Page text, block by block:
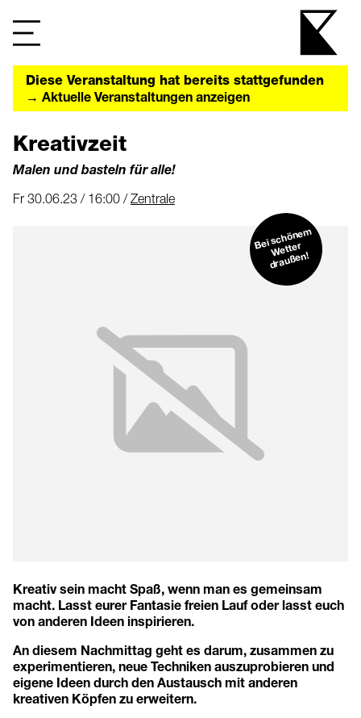
Diese Veranstaltung hat bereits stattgefunden
→ Aktuelle Veranstaltungen anzeigen
Kreativzeit
Malen und basteln für alle!
Fr 30.06.23 / 16:00 /Zentrale
Bei schöne
m
Wetter
draußen!
Kreativ sein macht Spaß, wenn man es gemeinsam
macht. Lasst eurer Fantasie freien Lauf oder lasst euch
von anderen Ideen inspirieren.
An diesem Nachmittag geht es darum, zusammen zu
experimentieren, neue Techniken auszuprobieren und
eigene Ideen durch den Austausch mit anderen
kreativen Köpfen zu erweitern.